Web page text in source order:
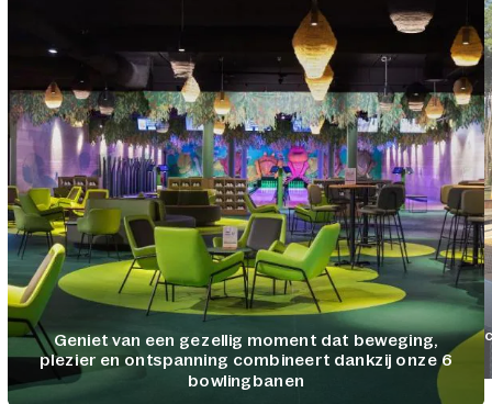
Geniet van een gezellig moment dat beweging,
plezier en ontspanning combineert dankzij onze 6
bowlingbanen